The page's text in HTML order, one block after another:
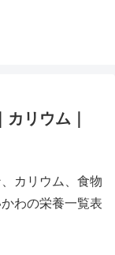
リウム｜
カリウム、食物
わの栄養一覧表